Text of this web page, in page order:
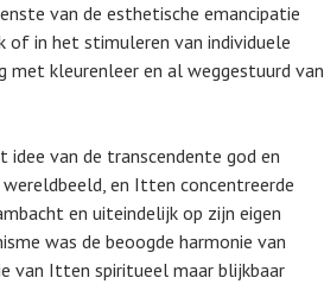
van de esthetische emancipatie
of in het stimuleren van individuele
kleurenleer en al weggestuurd van
van de transcendente god en
en Itten concentreerde
en uiteindelijk op zijn eigen
was de beoogde harmonie van
van Itten spiritueel maar blijkbaar